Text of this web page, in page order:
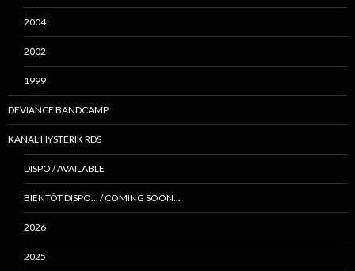
2004
2002
1999
DEVIANCE BANDCAMP
KANAL HYSTERIK RDS
DISPO / AVAILABLE
BIENTÔT DISPO… / COMING SOON…
2026
2025